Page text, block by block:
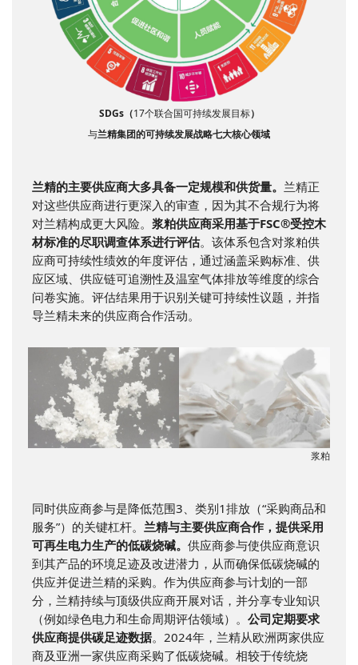
SDGs（17个联合国可持续发展目标）
与兰精集团的可持续发展战略七大核心领域
兰精的主要供应商大多具备一定规模和供货量。 兰精正
对这些供应商进行更深入的审查，因为其不合规行为将
对兰精构成更大风险。 浆粕供应商采用基于FSC®受控木
材标准的尽职调查体系进行评估。该体系包含对浆粕供
应商可持续性绩效的年度评估，通过涵盖采购标准、供
应区域、供应链可追溯性及温室气体排放等维度的综合
问卷实施。评估结果用于识别关键可持续性议题，并指
导兰精未来的供应商合作活动。
浆粕
同时供应商参与是降低范围3、类别1排放（“采购商品和
服务”）的关键杠杆。 兰精与主要供应商合作，提供采用
可再生电力生产的低碳烧碱。 供应商参与使供应商意识
到其产品的环境足迹及改进潜力，从而确保低碳烧碱的
供应并促进兰精的采购。作为供应商参与计划的一部
分，兰精持续与顶级供应商开展对话，并分享专业知识
（例如绿色电力和生命周期评估领域）。 公司定期要求
供应商提供碳足迹数据。2024年，兰精从欧洲两家供应
商及亚洲一家供应商采购了低碳烧碱。相较于传统烧